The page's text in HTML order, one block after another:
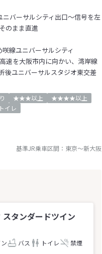
バーサルシティ出口～信号を左
のまま直進
線ユニバーサルシティ
速を大阪市内に向かい、湾岸線
後ユニバーサルスタジオ東交差
★★★以上
★★★★以上
イレ
基準JR乗車区間： 東京～新大阪
タンダードツイン
バス トイレ 禁煙